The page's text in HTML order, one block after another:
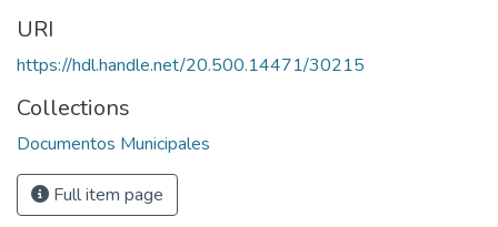
URI
https://hdl.handle.net/20.500.14471/30215
Collections
Documentos Municipales
Full item page